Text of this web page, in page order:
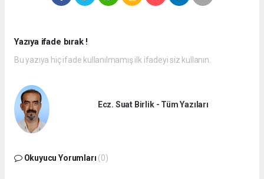
Yazıya ifade bırak !
Bu yazıya hiç ifade kullanılmamış ilk ifadeyi siz kullanın.
Ecz. Suat Birlik - Tüm Yazıları
Okuyucu Yorumları (0)